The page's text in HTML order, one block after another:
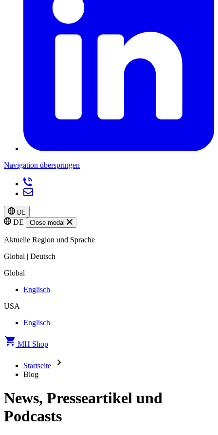
Navigation überspringen
DE
DE Close modal
Aktuelle Region und Sprache
Global | Deutsch
Global
Englisch
USA
Englisch
MH Shop
Startseite
Blog
News, Presseartikel und
Podcasts